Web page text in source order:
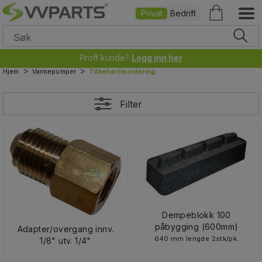
Proff kunde? Logg inn her
Privat Bedrift
Hjem>Varmepumper>Tilbehør/montering
Filter
Adapter/overgang innv.
1/8" utv. 1/4"
Dempeblokk 100
påbygging (600mm)
640 mm lengde 2stk/pk.